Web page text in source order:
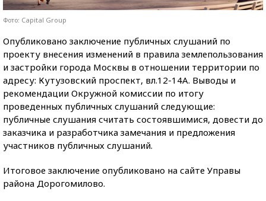
Фото: Capital Group
Опубликовано заключение публичных слушаний по
проекту внесения изменений в правила землепользования
и застройки города Москвы в отношении территории по
адресу: Кутузовский проспект, вл.12-14А. Выводы и
рекомендации Окружной комиссии по итогу
проведенных публичных слушаний следующие:
публичные слушания считать состоявшимися, довести до
заказчика и разработчика замечания и предложения
участников публичных слушаний.
Итоговое заключение опубликовано на сайте Управы
района Дорогомилово.